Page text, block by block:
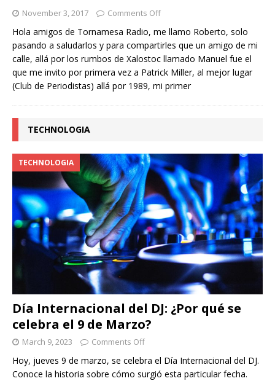
November 3, 2017 Comments Off
Hola amigos de Tornamesa Radio, me llamo Roberto, solo
pasando a saludarlos y para compartirles que un amigo de mi
calle, allá por los rumbos de Xalostoc llamado Manuel fue el
que me invito por primera vez a Patrick Miller, al mejor lugar
(Club de Periodistas) allá por 1989, mi primer
TECHNOLOGIA
Día Internacional del DJ: ¿Por qué se
celebra el 9 de Marzo?
TECHNOLOGIA
March 9, 2023 Comments Off
Hoy, jueves 9 de marzo, se celebra el Día Internacional del DJ.
Conoce la historia sobre cómo surgió esta particular fecha.